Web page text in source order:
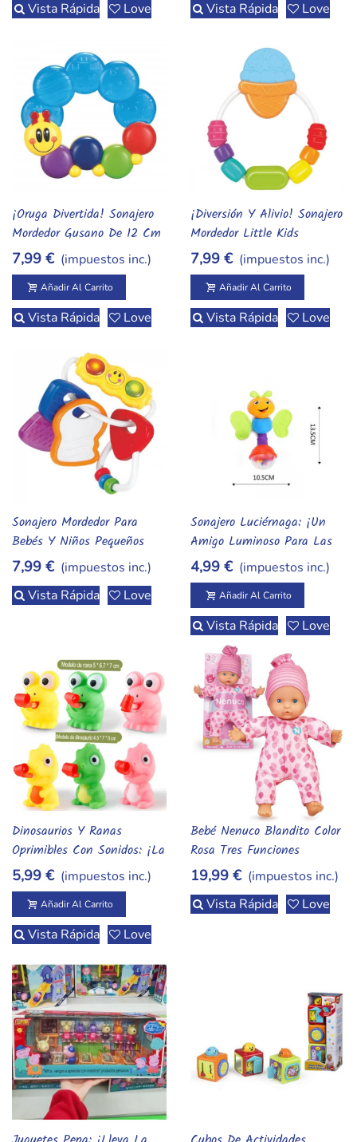
Vista Rápida Love Vista Rápida Love
Añadir Al Carrito
¡Oruga Divertida! Sonajero
Mordedor Gusano De 12 Cm
7,99 € (impuestos inc.)
Añadir Al Carrito
Vista Rápida Love
Añadir Al Carrito
¡Diversión Y Alivio! Sonajero
Mordedor Little Kids
7,99 € (impuestos inc.)
Añadir Al Carrito
Vista Rápida Love
Vista Rápida
Sonajero Mordedor Para
Bebés Y Niños Pequeños
7,99 € (impuestos inc.)
Vista Rápida
Love
Añadir Al Carrito
Sonajero Luciérnaga: ¡Un
Amigo Luminoso Para Las
Manitas Curiosas!
4,99 € (impuestos inc.)
Añadir Al Carrito
Vista Rápida Love
Añadir Al Carrito
Dinosaurios Y Ranas
Oprimibles Con Sonidos: ¡La
Selva Prehistórica En Tus
Manos!
5,99 € (impuestos inc.)
Añadir Al Carrito
Vista Rápida Love
Vista Rápida
Bebé Nenuco Blandito Color
Rosa Tres Funciones
19,99 € (impuestos inc.)
Vista Rápida
Love